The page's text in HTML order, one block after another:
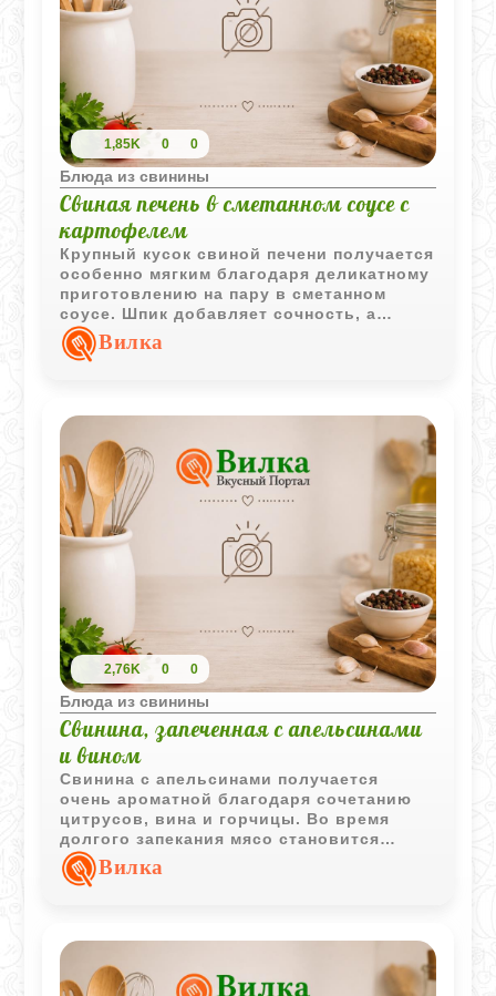
1,85K 0 0
Блюда из свинины
Свиная печень в сметанном соусе с
картофелем
Крупный кусок свиной печени получается
особенно мягким благодаря деликатному
приготовлению на пару в сметанном
соусе. Шпик добавляет сочность, а
ароматный картофель с зеленью делает
блюдо по-настоящему домашним.
Вилка
2,76K 0 0
Блюда из свинины
Свинина, запеченная с апельсинами
и вином
Свинина с апельсинами получается
очень ароматной благодаря сочетанию
цитрусов, вина и горчицы. Во время
долгого запекания мясо становится
мягким и пропитывается легкими
фруктовыми нотами.
Вилка